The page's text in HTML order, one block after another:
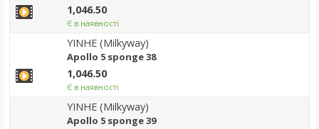
1,046.50
Є в наявності
YINHE (Milkyway)
Apollo 5 sponge 38
1,046.50
Є в наявності
YINHE (Milkyway)
Apollo 5 sponge 39